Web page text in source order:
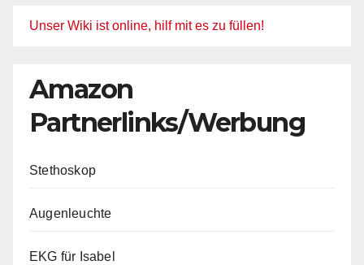
Unser Wiki ist online, hilf mit es zu füllen!
Amazon
Partnerlinks/Werbung
Stethoskop
Augenleuchte
EKG für Isabel